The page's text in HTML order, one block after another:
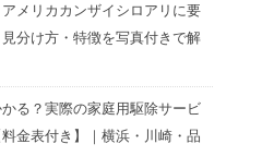
アメリカカンザイシロアリに要
分け方・特徴を写真付きで解
る？実際の家庭用駆除サービ
金表付き】｜横浜・川崎・品